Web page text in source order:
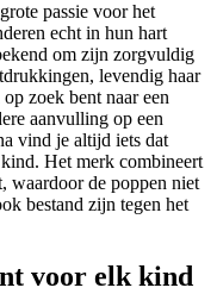
passie voor het
echt in hun hart
om zijn zorgvuldig
levendig haar
zoek bent naar een
aanvulling op een
vind je altijd iets dat
Het merk combineert
waardoor de poppen niet
bestand zijn tegen het
voor elk kind